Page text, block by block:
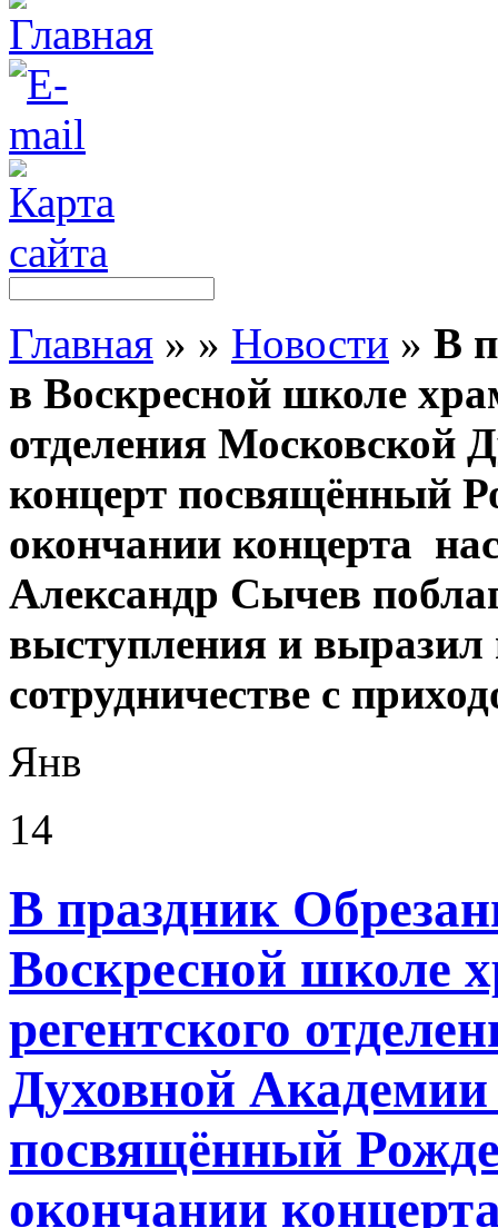
Главная » » Новости » В
в Воскресной школе
отделения Московской
концерт посвящённый
окончании концерта
Александр Сычев
выступления и
сотрудничестве с
Янв
14
В праздник
Воскресной школе
регентского
Духовной Академии
посвящённый
окончании